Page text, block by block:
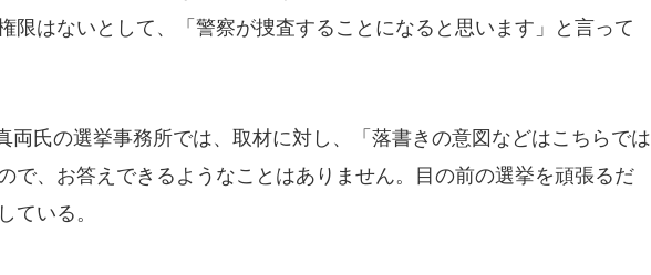
限はないとして、「警察が捜査することになると思います」と言って
両氏の選挙事務所では、取材に対し、「落書きの意図などはこちらでは
で、お答えできるようなことはありません。目の前の選挙を頑張るだ
ている。